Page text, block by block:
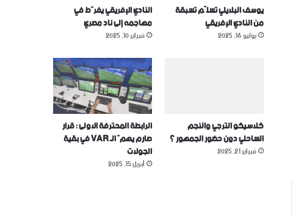
يوسف البلايلي تسلّم تسبقة
من النادي الإفريقي
يوليو 16, 2025
النادي الإفريقي يفرّط في
مهاجمه إلى ناد مصري
فبراير 10, 2025
كلاسيكو الترجي والنجم
الساحلي دون حضور الجمهور ؟
فبراير 21, 2025
الرابطة المحترفة الاولى : قرار
صارم يهمّ الـ VAR في بقية
الجولات
أبريل 15, 2025